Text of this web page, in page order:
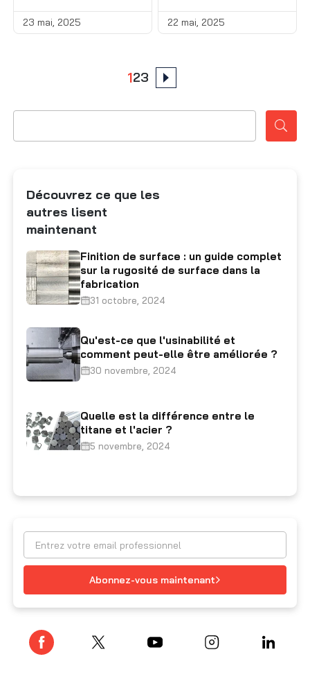
Découvrez ce que les
autres lisent
maintenant
Finition de surface : un guide complet
sur la rugosité de surface dans la
fabrication
31 octobre, 2024
Qu'est-ce que l'usinabilité et
comment peut-elle être améliorée ?
30 novembre, 2024
Quelle est la différence entre le
titane et l'acier ?
5 novembre, 2024
Abonnez-vous maintenant
23 mai, 2025 22 mai, 2025
123